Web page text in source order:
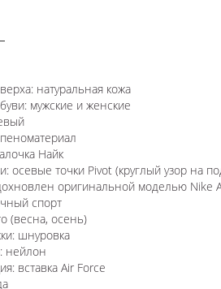
натуральная кожа
мужские и женские
Найк
осевые точки Pivot (круглый узор на
оригинальной моделью Nike
спорт
(весна, осень)
шнуровка
нейлон
вставка Air Force